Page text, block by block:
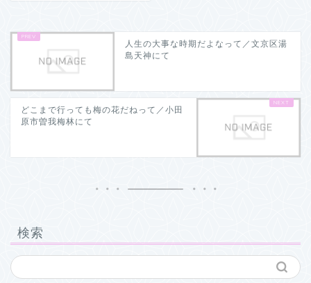
人生の大事な時期だよなって／文京区湯
島天神にて
どこまで行っても梅の花だねって／小田
原市曽我梅林にて
検索